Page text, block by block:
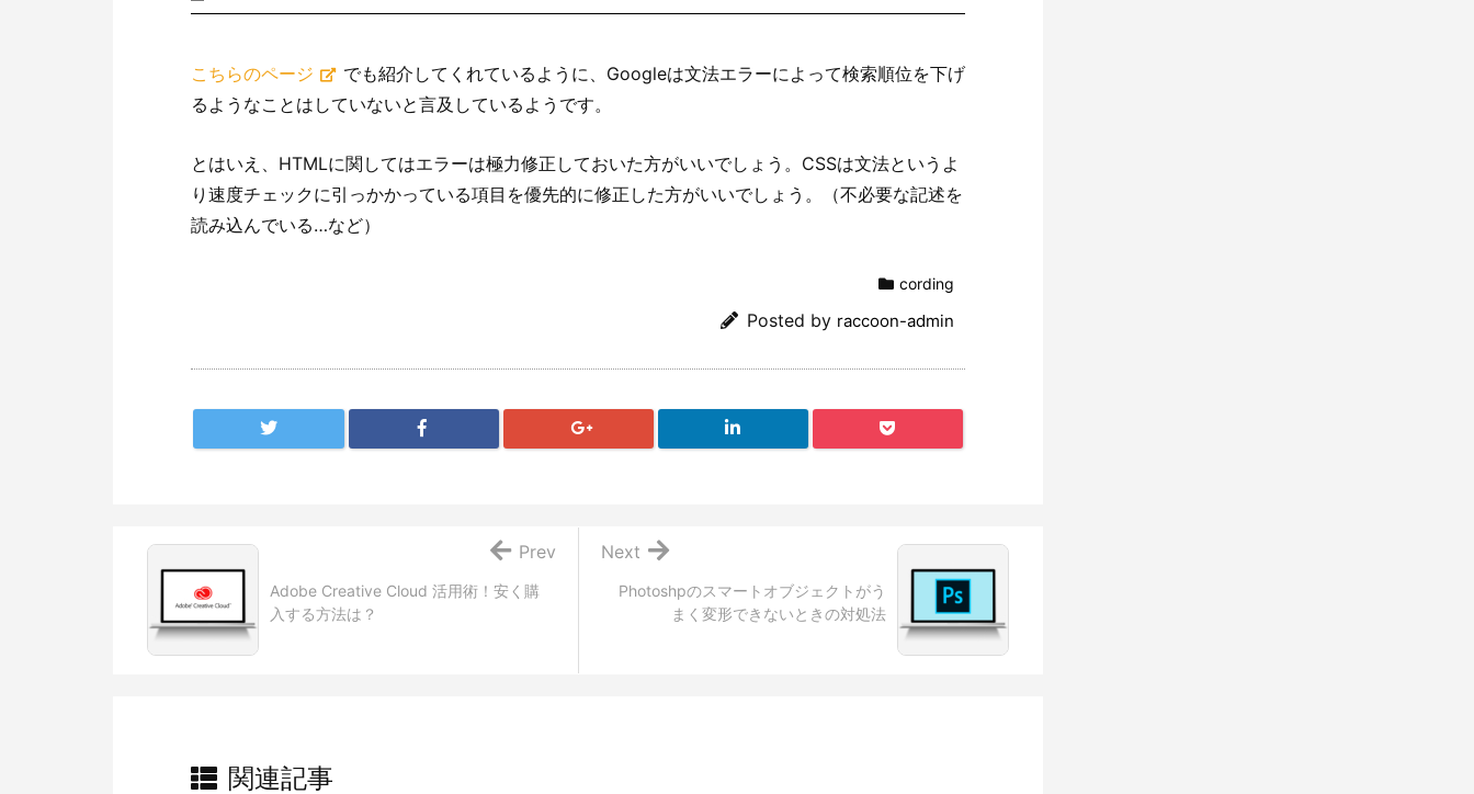
こちらのページ
でも紹介してくれているように、Googleは文法エラーによって検索順位を下げ
るようなことはしていないと言及しているようです。
とはいえ、HTMLに関してはエラーは極力修正しておいた方がいいでしょう。CSSは文法というよ
り速度チェックに引っかかっている項目を優先的に修正した方がいいでしょう。（不必要な記述を
読み込んでいる…など）
cording
Posted by raccoon-admin
Photoshpのスマートオブジェクトがう
まく変形できないときの対処法
Next
Adobe Creative Cloud 活用術！安く購
入する方法は？
Prev
関連記事